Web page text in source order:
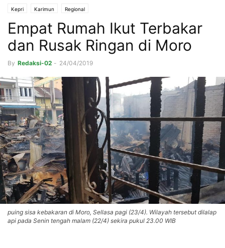
Kepri Karimun Regional
Empat Rumah Ikut Terbakar
dan Rusak Ringan di Moro
By Redaksi-02 - 24/04/2019
puing sisa kebakaran di Moro, Sellasa pagi (23/4). Wilayah tersebut dilalap
api pada Senin tengah malam (22/4) sekira pukul 23.00 WIB